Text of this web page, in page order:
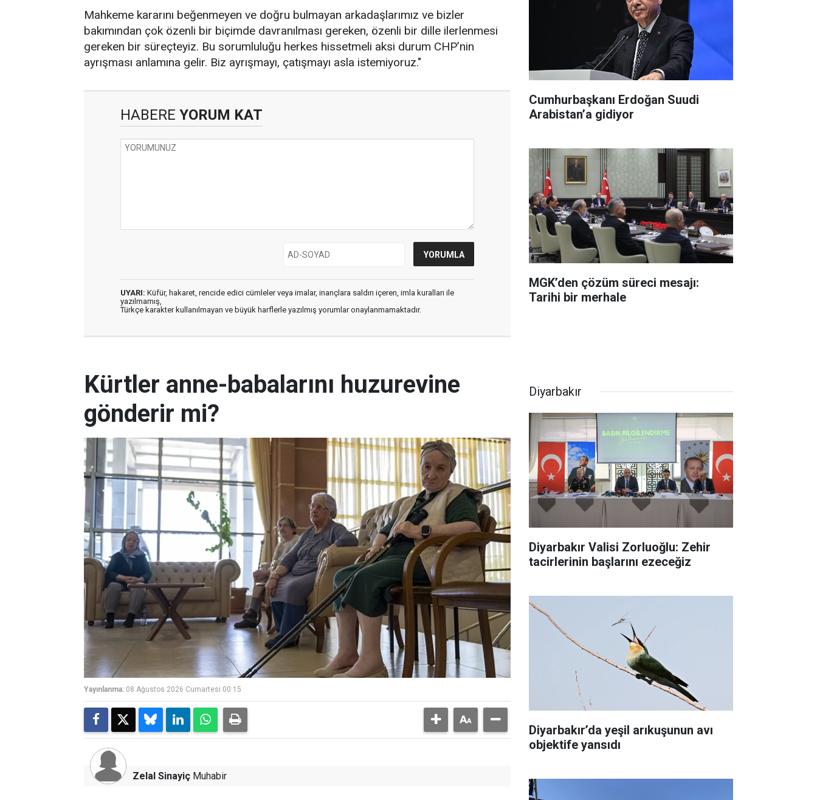
Mahkeme kararını beğenmeyen ve doğru bulmayan arkadaşlarımız ve bizler
bakımından çok özenli bir biçimde davranılması gereken, özenli bir dille ilerlenmesi
gereken bir süreçteyiz. Bu sorumluluğu herkes hissetmeli aksi durum CHP’nin
ayrışması anlamına gelir. Biz ayrışmayı, çatışmayı asla istemiyoruz."
HABERE YORUM KAT
UYARI: Küfür, hakaret, rencide edici cümleler veya imalar, inançlara saldırı içeren, imla kuralları ile
yazılmamış,
Türkçe karakter kullanılmayan ve büyük harflerle yazılmış yorumlar onaylanmamaktadır.
Cumhurbaşkanı Erdoğan Suudi
Arabistan’a gidiyor
MGK’den çözüm süreci mesajı:
Tarihi bir merhale
Kürtler anne-babalarını huzurevine
gönderir mi?
Yayınlanma: 08 Ağustos 2026 Cumartesi 00:15
Zelal Sinayiç Muhabir
Diyarbakır
Diyarbakır Valisi Zorluoğlu: Zehir
tacirlerinin başlarını ezeceğiz
Diyarbakır’da yeşil arıkuşunun avı
objektife yansıdı